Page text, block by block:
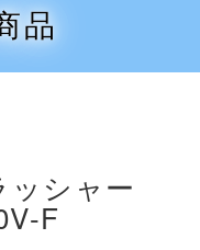
品
ッシャー
F